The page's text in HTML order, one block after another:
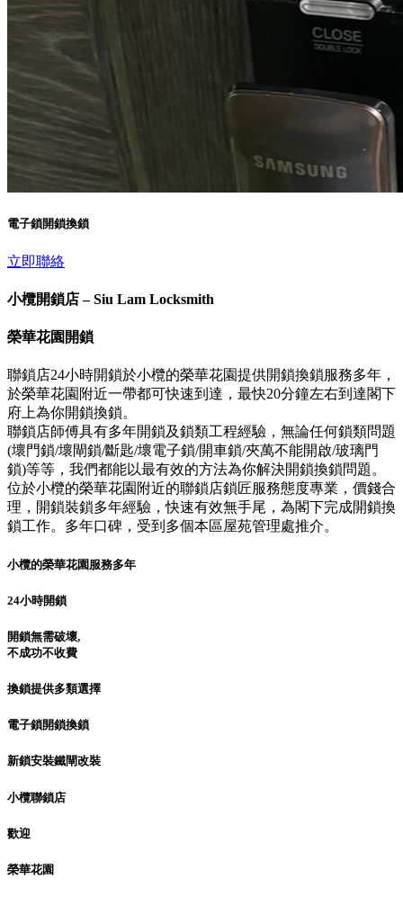
電子鎖開鎖換鎖
立即聯絡
小欖開鎖店 – Siu Lam Locksmith
榮華花園開鎖
聯鎖店24小時開鎖於小欖的榮華花園提供開鎖換鎖服務多年，
於榮華花園附近一帶都可快速到達，最快20分鐘左右到達閣下
府上為你開鎖換鎖。
聯鎖店師傅具有多年開鎖及鎖類工程經驗，無論任何鎖類問題
(壞門鎖/壞閘鎖/斷匙/壞電子鎖/開車鎖/夾萬不能開啟/玻璃門
鎖)等等，我們都能以最有效的方法為你解決開鎖換鎖問題。
位於小欖的榮華花園附近的聯鎖店鎖匠服務態度專業，價錢合
理，開鎖裝鎖多年經驗，快速有效無手尾，為閣下完成開鎖換
鎖工作。多年口碑，受到多個本區屋苑管理處推介。
小欖的榮華花園服務多年
24小時開鎖
開鎖無需破壞,
不成功不收費
換鎖提供多類選擇
電子鎖開鎖換鎖
新鎖安裝鐵閘改裝
小欖聯鎖店
歡迎
榮華花園